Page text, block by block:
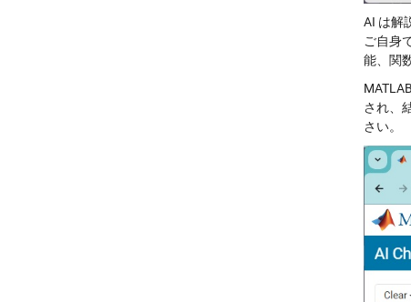
AI は解
ご自身
能、関
され、
さい。